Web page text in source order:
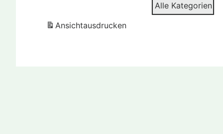
Alle Kategorien
Ansichtausdrucken